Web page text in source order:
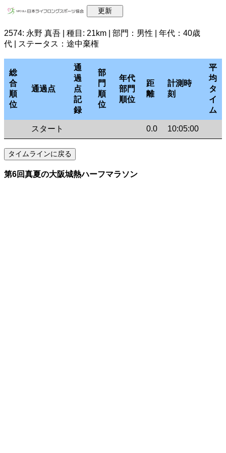
2574: 永野 真吾 | 種目: 21km | 部門：男性 | 年代：40歳
代 | ステータス：途中棄権
総
合
順
位
通過点
通
過
点
記
録
部
門
順
位
年代
部門
順位
距
離
計測時
刻
平
均
タ
イ
ム
スタート 0.0 10:05:00
第6回真夏の大阪城熱ハーフマラソン